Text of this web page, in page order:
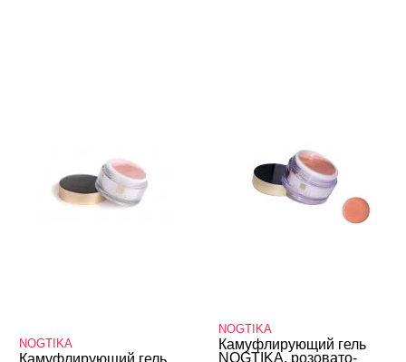
Наборы
Акрилы
Жидкие гели и полигели
NOGTIKA
Камуфлирующий гель
NOGTIKA
Камуфлирующий гель
NOGTIKA, розовато-